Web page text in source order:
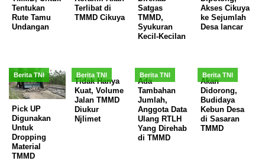
Tentukan
Rute Tamu
Undangan
Terlibat di
TMMD Cikuya
Satgas
TMMD,
Syukuran
Kecil-Kecilan
Akses Cikuya
ke Sejumlah
Desa lancar
Berita TNI
Pick UP
Digunakan
Untuk
Dropping
Material
TMMD
Berita TNI
Tidak Hanya
Kuat, Volume
Jalan TMMD
Diukur
Njlimet
Berita TNI
Ada
Tambahan
Jumlah,
Anggota Data
Ulang RTLH
Yang Direhab
di TMMD
Berita TNI
Akan
Didorong,
Budidaya
Kebun Desa
di Sasaran
TMMD